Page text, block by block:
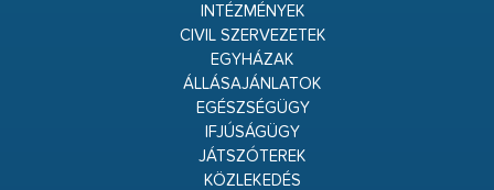
INTÉZMÉNYEK
CIVIL SZERVEZETEK
EGYHÁZAK
ÁLLÁSAJÁNLATOK
EGÉSZSÉGÜGY
IFJÚSÁGÜGY
JÁTSZÓTEREK
KÖZLEKEDÉS